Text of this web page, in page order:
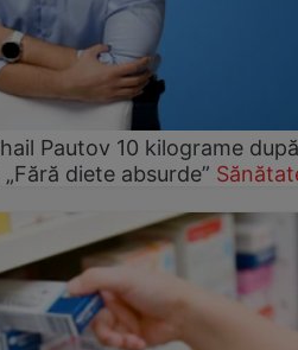
Pautov 10 kilograme
diete absurde”